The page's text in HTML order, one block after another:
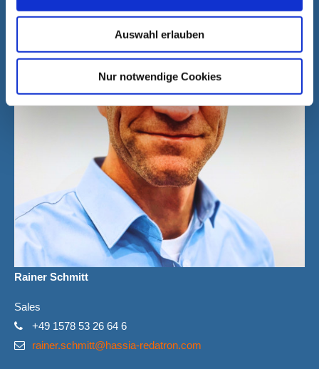
Auswahl erlauben
Nur notwendige Cookies
Rainer Schmitt
Sales
+49 1578 53 26 64 6
rainer.schmitt@hassia-redatron.com